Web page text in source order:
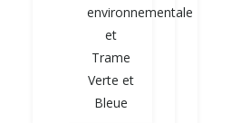
environnementale
et
Trame
Verte et
Bleue